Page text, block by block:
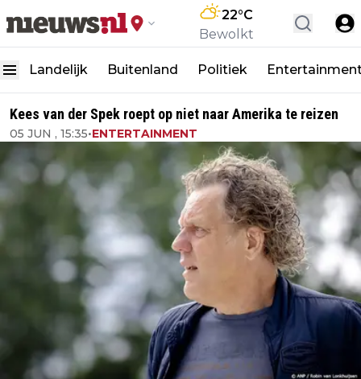
22°C
Bewolkt
Landelijk Buitenland Politiek
Kees van der Spek roept op niet naar Amerika te reizen
05 JUN , 15:35•ENTERTAINMENT